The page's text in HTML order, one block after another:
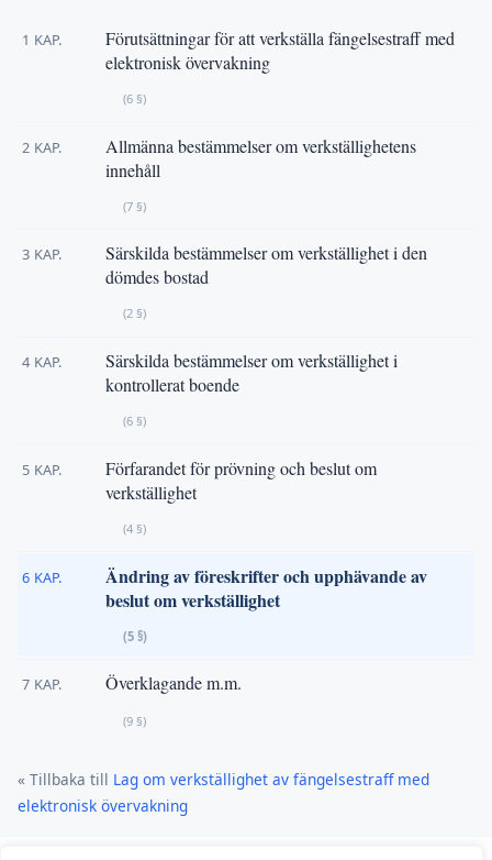
1 KAP.
Förutsättningar för att verkställa fängelsestraff med
elektronisk övervakning
(6 §)
2 KAP.
Allmänna bestämmelser om verkställighetens
innehåll
(7 §)
3 KAP.
Särskilda bestämmelser om verkställighet i den
dömdes bostad
(2 §)
4 KAP.
Särskilda bestämmelser om verkställighet i
kontrollerat boende
(6 §)
5 KAP.
Förfarandet för prövning och beslut om
verkställighet
(4 §)
6 KAP.
Ändring av föreskrifter och upphävande av
beslut om verkställighet
(5 §)
7 KAP. Överklagande m.m.
(9 §)
« Tillbaka till Lag om verkställighet av fängelsestraff med
elektronisk övervakning